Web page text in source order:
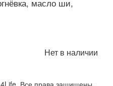
Нет в наличии
4Life. Все права защищены.